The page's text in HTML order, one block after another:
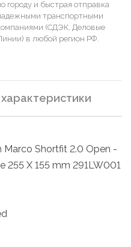
городу и быстрая отправка
транспортными
(СДЭК, Деловые
в любой регион РФ.
Marco Shortfit 2.0 Open -
255 X 155 mm 291LW001